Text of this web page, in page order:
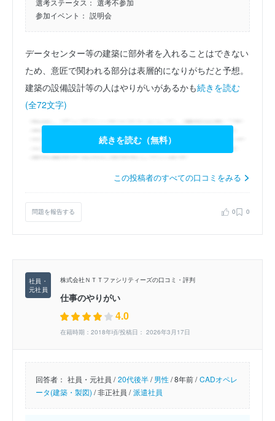
参加イベント： 説明会
データセンター等の建築に部外者を入れることはできない
ため、意匠で関われる部分は表層的になりがちだと予想。
建築の設備設計等の人はやりがいがあるかも続きを読む
(全72文字)
続きを読む（無料）
この投稿者のすべての口コミをみる
問題を報告する 0 0
株式会社ＮＴＴファシリティーズの口コミ・評判
仕事のやりがい
4.0
在籍時期：2018年頃/投稿日： 2026年3月17日
回答者： 社員・元社員 / 20代後半/男性/8年前 / CADオペレ
ータ(建築・製図) /非正社員 / 派遣社員